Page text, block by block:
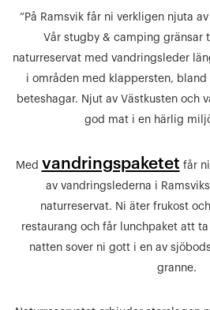
”På Ramsvik får ni verkligen njuta
Vår stugby & camping gränsar
naturreservat med vandringsleder
i områden med klappersten,
beteshagar. Njut av Västkusten och
god mat i en härlig
Med vandringspaketet får
av vandringslederna i
naturreservat. Ni äter frukost
restaurang och får lunchpaket att
natten sover ni gott i en av
granne.